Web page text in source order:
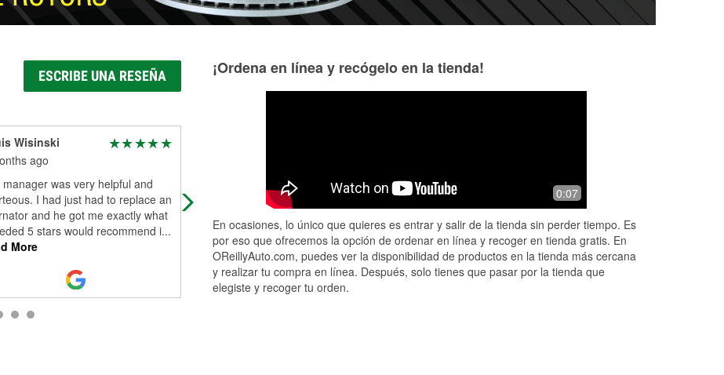
ESCRIBE UNA RESEÑA
Wisinski
ago
was very helpful and
I had just had to replace an
and he got me exactly what
5 stars would recommend i...
More
The manager at this store went above
and beyond. You ever meet those
such great personality and
professionalism....Read More
Angelo was very helpful with replacing
my windshield wipers
he changed it for
¡Ordena en línea y recógelo en la tienda!
0:07
En ocasiones, lo único que quieres es entrar y salir de la tienda sin perder tiempo. Es
por eso que ofrecemos la opción de ordenar en línea y recoger en tienda gratis. En
OReillyAuto.com, puedes ver la disponibilidad de productos en la tienda más cercana
y realizar tu compra en línea. Después, solo tienes que pasar por la tienda que
elegiste y recoger tu orden.